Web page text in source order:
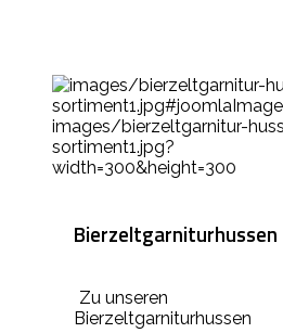
Bierzeltgarniturhussen
Zu unseren
Bierzeltgarniturhussen